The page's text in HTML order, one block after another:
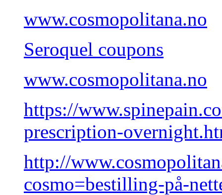
www.cosmopolitana.no
Seroquel coupons
www.cosmopolitana.no
https://
prescription-
http://
cosmo=bestilling-på-